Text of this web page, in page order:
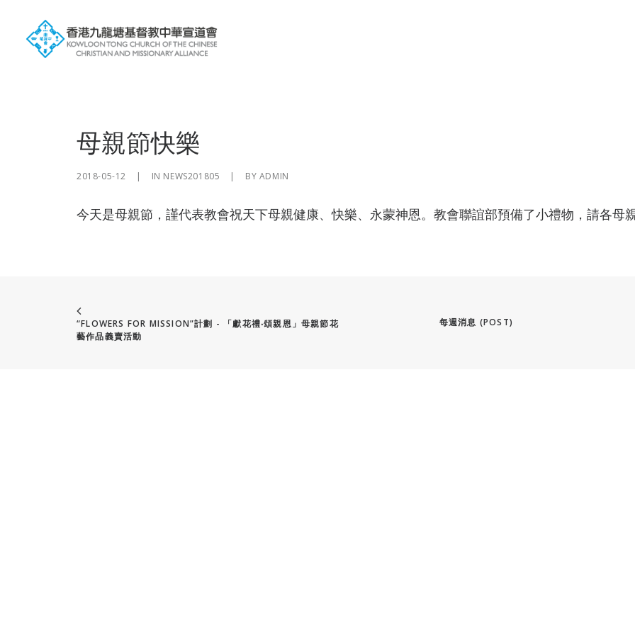
母親節快樂
2018-05-12 | IN NEWS201805 | BY ADMIN
今天是母親節，謹代表教會祝天下母親健康、快樂、永蒙神恩。教會聯誼部預備了小禮物，請各母
“FLOWERS FOR MISSION”計劃 - 「獻花禮‧頌親恩」母親節花
藝作品義賣活動
每週消息 (POST)